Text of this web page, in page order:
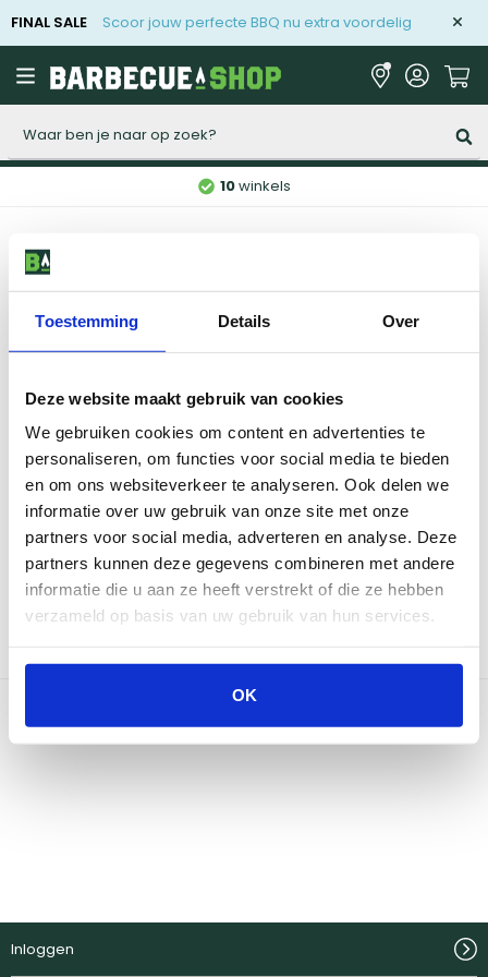
Toestemming Details Over
Deze website maakt gebruik van cookies
We gebruiken cookies om content en advertenties te
personaliseren, om functies voor social media te bieden
en om ons websiteverkeer te analyseren. Ook delen we
informatie over uw gebruik van onze site met onze
partners voor social media, adverteren en analyse. Deze
partners kunnen deze gegevens combineren met andere
informatie die u aan ze heeft verstrekt of die ze hebben
verzameld op basis van uw gebruik van hun services.
OK
FINAL SALE Scoor jouw perfecte BBQ nu extra voordelig
10winkels
Niet gevonden wat je zocht?
Onze specialisten helpen je graag.
Neem contact op
Bekijk onze winkels
Inloggen